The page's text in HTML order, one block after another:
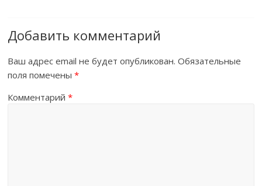
Добавить комментарий
Ваш адрес email не будет опубликован. Обязательные
поля помечены*
Комментарий*